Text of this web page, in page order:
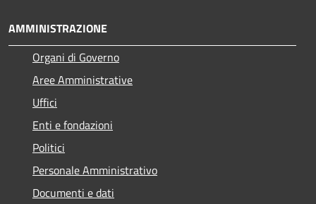
AMMINISTRAZIONE
Organi di Governo
Aree Amministrative
Uffici
Enti e fondazioni
Politici
Personale Amministrativo
Documenti e dati